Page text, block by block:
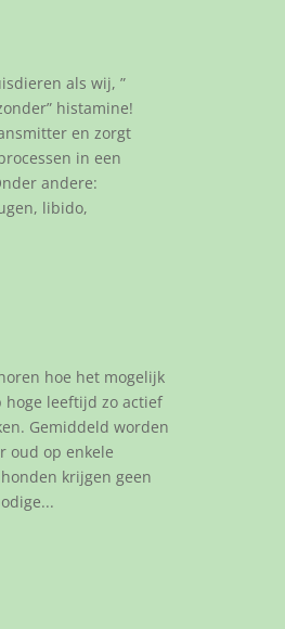
als wij, ”
histamine!
en zorgt
in een
andere:
libido,
hoe het mogelijk
hoge leeftijd zo actief
Gemiddeld worden
oud op enkele
krijgen geen